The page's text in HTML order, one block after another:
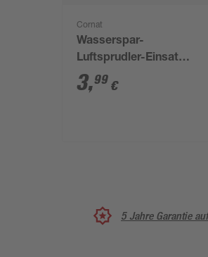
Cornat
Wasserspar-
Luftsprudler-Einsatz E
M22/M24 x 1, 2 Stück
3,99 €
5 Jahre Garantie